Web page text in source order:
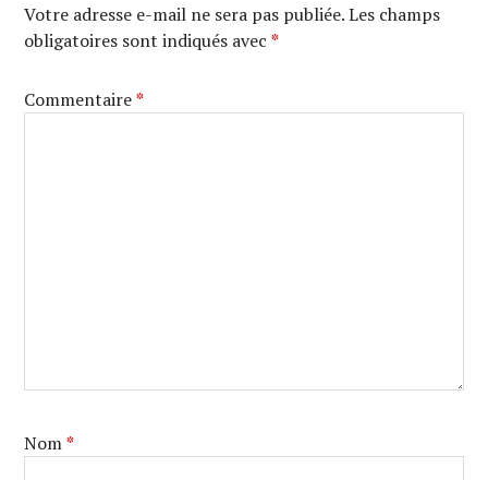
Votre adresse e-mail ne sera pas publiée. Les champs
obligatoires sont indiqués avec*
Commentaire*
Nom*